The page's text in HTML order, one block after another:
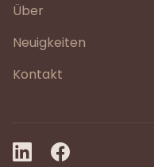
Über
Neuigkeiten
Kontakt